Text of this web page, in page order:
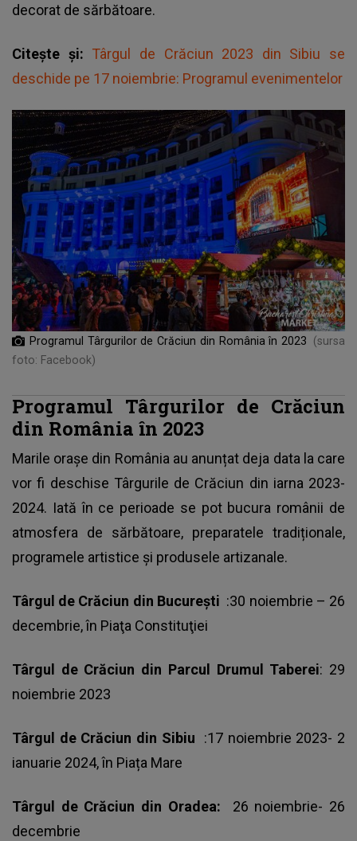
decorat de sărbătoare.
Citește și: Târgul de Crăciun 2023 din Sibiu se
deschide pe 17 noiembrie: Programul evenimentelor
Programul Târgurilor de Crăciun din România în 2023
(sursa
foto: Facebook)
Programul Târgurilor de Crăciun
din România în 2023
Marile orașe din România au anunțat deja data la care
vor fi deschise Târgurile de Crăciun din iarna 2023-
2024. Iată în ce perioade se pot bucura românii de
atmosfera de sărbătoare, preparatele tradiționale,
programele artistice și produsele artizanale.
Târgul de Crăciun din București :30 noiembrie – 26
decembrie, în Piaţa Constituţiei
Târgul de Crăciun din Parcul Drumul Taberei: 29
noiembrie 2023
Târgul de Crăciun din Sibiu :17 noiembrie 2023- 2
ianuarie 2024, în Piața Mare
Târgul de Crăciun din Oradea: 26 noiembrie- 26
decembrie